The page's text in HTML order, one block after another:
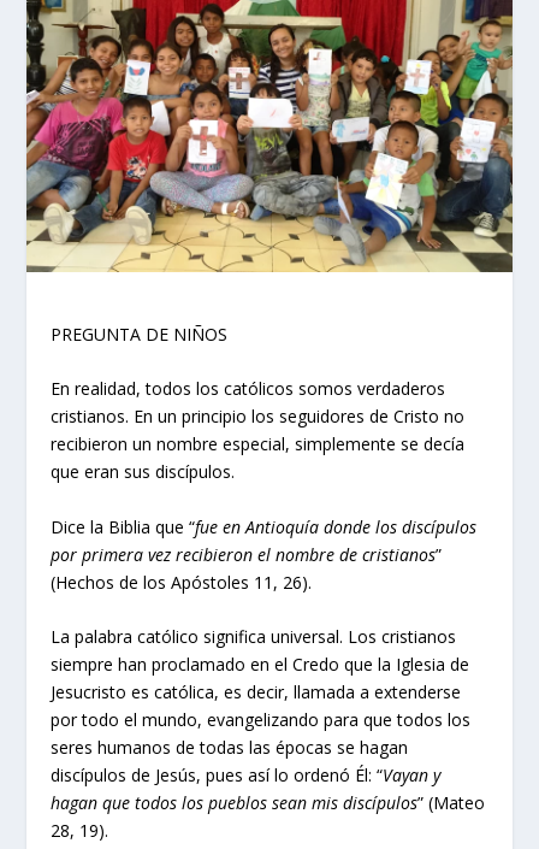
PREGUNTA DE NIÑOS
En realidad, todos los católicos somos verdaderos
cristianos. En un principio los seguidores de Cristo no
recibieron un nombre especial, simplemente se decía
que eran sus discípulos.
Dice la Biblia que “fue en Antioquía donde los discípulos
por primera vez recibieron el nombre de cristianos”
(Hechos de los Apóstoles 11, 26).
La palabra católico significa universal. Los cristianos
siempre han proclamado en el Credo que la Iglesia de
Jesucristo es católica, es decir, llamada a extenderse
por todo el mundo, evangelizando para que todos los
seres humanos de todas las épocas se hagan
discípulos de Jesús, pues así lo ordenó Él: “Vayan y
hagan que todos los pueblos sean mis discípulos” (Mateo
28, 19).